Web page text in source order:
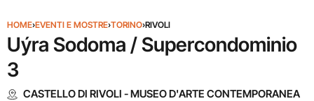
HOME›EVENTI E MOSTRE›TORINO›RIVOLI
Uýra Sodoma / Supercondominio
3
CASTELLO DI RIVOLI - MUSEO D'ARTE CONTEMPORANEA